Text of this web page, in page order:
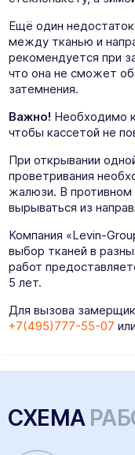
Ещё один
между тканью и
рекомендуется при
что она не сможет
затемнения.
Важно! Необходимо
чтобы кассетой не
При открывании
проветривания
жалюзи. В противном
вырываться из
Компания «Levin-
выбор тканей в
работ
5 лет.
Для вызова
+7(495)777-55-07 или
СХЕМА